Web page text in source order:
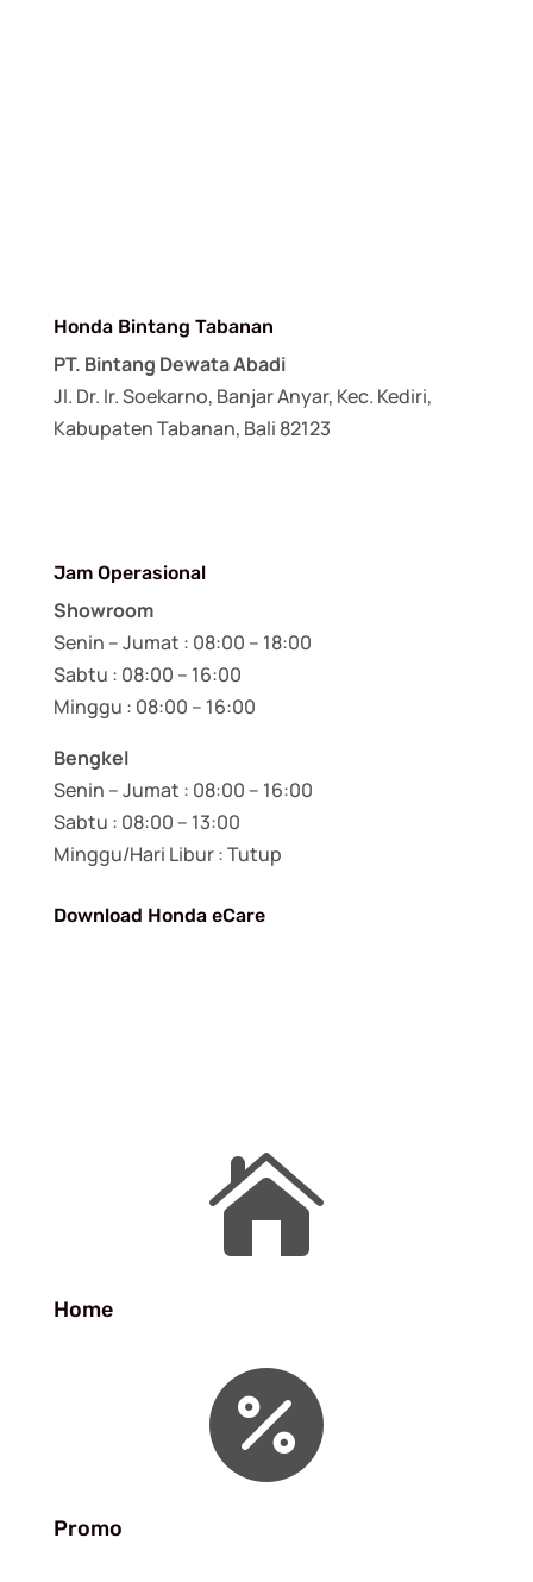
Honda Bintang Tabanan
PT. Bintang Dewata Abadi
Jl. Dr. Ir. Soekarno, Banjar Anyar, Kec. Kediri,
Kabupaten Tabanan, Bali 82123
Jam Operasional
Showroom
Senin – Jumat : 08:00 – 18:00
Sabtu : 08:00 – 16:00
Minggu : 08:00 – 16:00
Bengkel
Senin – Jumat : 08:00 – 16:00
Sabtu : 08:00 – 13:00
Minggu/Hari Libur : Tutup
Download Honda eCare

Home

Promo